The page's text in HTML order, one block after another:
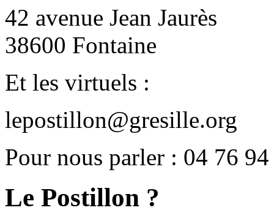
42 avenue Jean Jaurès
38600 Fontaine
Et les virtuels :
lepostillon@gresille.org
Pour nous parler : 04 76
Le Postillon ?